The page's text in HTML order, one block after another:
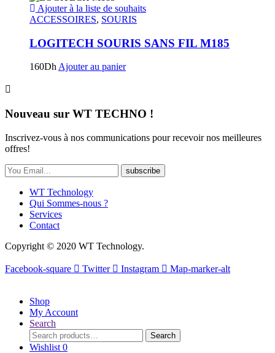
Ajouter à la liste de souhaits
ACCESSOIRES, SOURIS
LOGITECH SOURIS SANS FIL M185
160DhAjouter au panier
Nouveau sur WT TECHNO !
Inscrivez-vous à nos communications pour recevoir nos meilleures
offres!
subscribe
WT Technology
Qui Sommes-nous ?
Services
Contact
Copyright © 2020 WT Technology.
Facebook-square Twitter Instagram Map-marker-alt
Shop
My Account
Search
Search
for:
Search
Wishlist 0